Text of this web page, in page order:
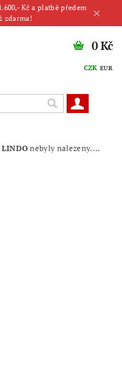
Kč a platbě předem
zdarma!
CZK EUR
0 Kč
LINDOnebyly nalezeny....